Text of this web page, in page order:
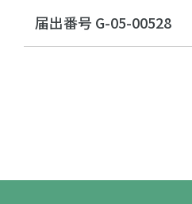
届出番号 G-05-00528